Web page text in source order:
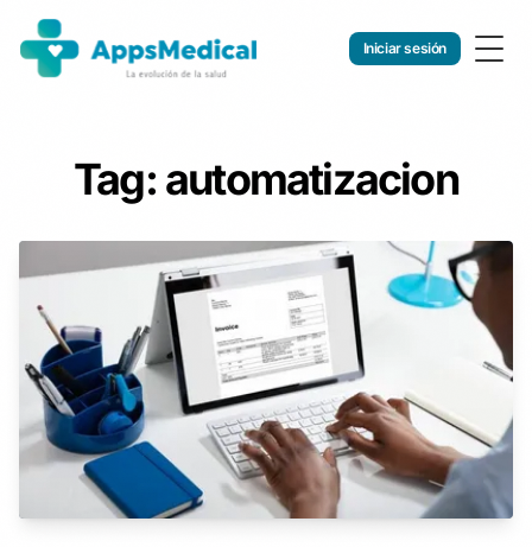
Iniciar sesión
Tag: automatizacion